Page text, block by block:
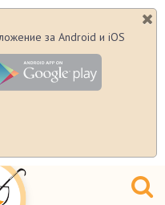
за Android и iOS